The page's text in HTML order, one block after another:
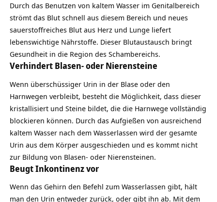
Durch das Benutzen von kaltem Wasser im Genitalbereich
strömt das Blut schnell aus diesem Bereich und neues
sauerstoffreiches Blut aus Herz und Lunge liefert
lebenswichtige Nährstoffe. Dieser Blutaustausch bringt
Gesundheit in die Region des Schambereichs.
Verhindert Blasen- oder Nierensteine
Wenn überschüssiger Urin in der Blase oder den
Harnwegen verbleibt, besteht die Möglichkeit, dass dieser
kristallisiert und Steine ​​bildet, die die Harnwege vollständig
blockieren können. Durch das Aufgießen von ausreichend
kaltem Wasser nach dem Wasserlassen wird der gesamte
Urin aus dem Körper ausgeschieden und es kommt nicht
zur Bildung von Blasen- oder Nierensteinen.
Beugt Inkontinenz vor
Wenn das Gehirn den Befehl zum Wasserlassen gibt, hält
man den Urin entweder zurück, oder gibt ihn ab. Mit dem